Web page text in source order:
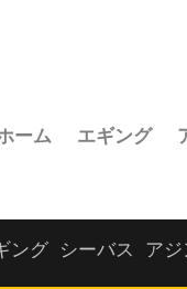
ーム エギング
ング シーバス ア